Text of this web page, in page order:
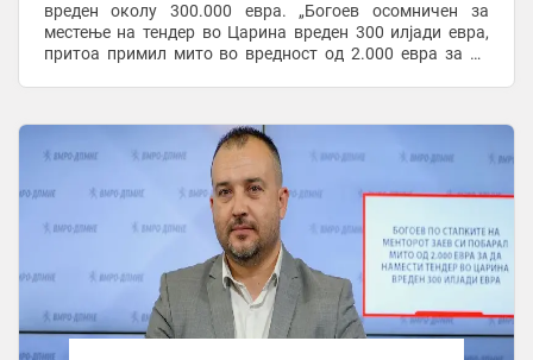
вреден околу 300.000 евра. „Богоев осомничен за
местење на тендер во Царина вреден 300 илјади евра,
притоа примил мито во вредност од 2.000 евра за да